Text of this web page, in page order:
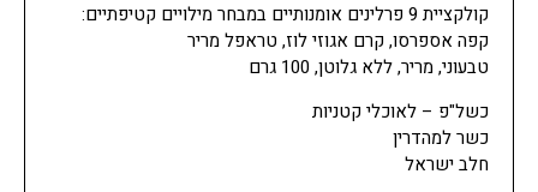
קולקציית 9 פרלינים אומנותיים במבחר מילויים קטיפתיים:
קפה אספרסו, קרם אגוזי לוז, טראפל מריר
טבעוני, מריר, ללא גלוטן, 100 גרם
כשל"פ – לאוכלי קטניות
כשר למהדרין
חלב ישראל